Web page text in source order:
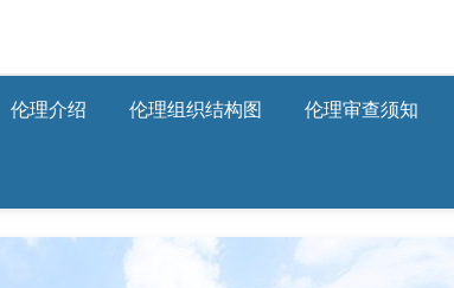
伦理介绍 伦理组织结构图 伦理审查须知